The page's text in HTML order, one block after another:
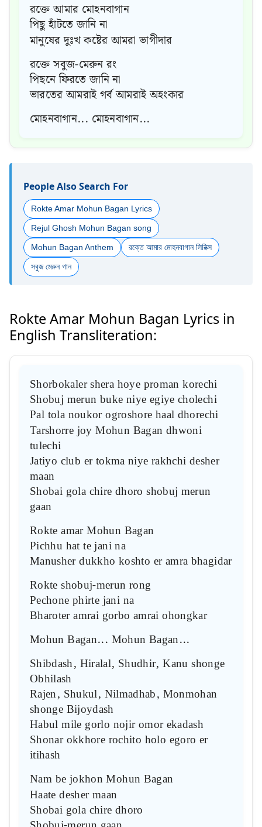
রক্তে আমার মোহনবাগান
পিছু হাঁটতে জানি না
মানুষের দুঃখ কষ্টের আমরা ভাগীদার
রক্তে সবুজ-মেরুন রং
পিছনে ফিরতে জানি না
ভারতের আমরাই গর্ব আমরাই অহংকার
মোহনবাগান... মোহনবাগান...
People Also Search For
Rokte Amar Mohun Bagan Lyrics
Rejul Ghosh Mohun Bagan song
Mohun Bagan Anthem রক্তে আমার মোহনবাগান লিরিক্স
সবুজ মেরুন গান
Rokte Amar Mohun Bagan Lyrics in
English Transliteration:
Shorbokaler shera hoye proman korechi
Shobuj merun buke niye egiye cholechi
Pal tola noukor ogroshore haal dhorechi
Tarshorre joy Mohun Bagan dhwoni
tulechi
Jatiyo club er tokma niye rakhchi desher
maan
Shobai gola chire dhoro shobuj merun
gaan
Rokte amar Mohun Bagan
Pichhu hat te jani na
Manusher dukkho koshto er amra bhagidar
Rokte shobuj-merun rong
Pechone phirte jani na
Bharoter amrai gorbo amrai ohongkar
Mohun Bagan... Mohun Bagan...
Shibdash, Hiralal, Shudhir, Kanu shonge
Obhilash
Rajen, Shukul, Nilmadhab, Monmohan
shonge Bijoydash
Habul mile gorlo nojir omor ekadash
Shonar okkhore rochito holo egoro er
itihash
Nam be jokhon Mohun Bagan
Haate desher maan
Shobai gola chire dhoro